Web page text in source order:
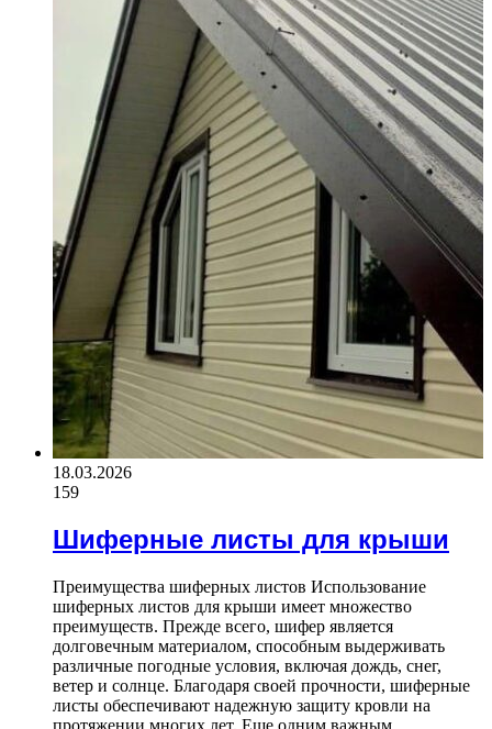
18.03.2026
159
Шиферные листы для крыши
Преимущества шиферных листов Использование
шиферных листов для крыши имеет множество
преимуществ. Прежде всего, шифер является
долговечным материалом, способным выдерживать
различные погодные условия, включая дождь, снег,
ветер и солнце. Благодаря своей прочности, шиферные
листы обеспечивают надежную защиту кровли на
протяжении многих лет. Еще одним важным